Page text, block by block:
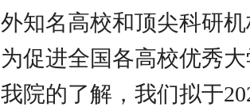
外知名高校和顶尖科研机
为促进全国各高校优秀
我院的了解，我们拟于